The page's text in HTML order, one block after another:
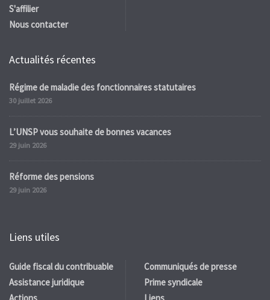
S'affilier
Nous contacter
Actualités récentes
Régime de maladie des fonctionnaires statutaires
30 juillet 2026
L’UNSP vous souhaite de bonnes vacances
29 juin 2026
Réforme des pensions
29 juin 2026
Liens utiles
Guide fiscal du contribuable
Assistance juridique
Communiqués de presse
Prime syndicale